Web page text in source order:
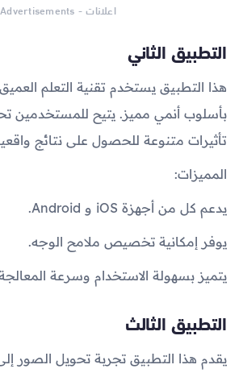
اعلانات - Advertisements
التطبيق الثاني
هذا التطبيق يستخدم تقنية التعلم
بأسلوب أنمي مميز. يتيح للمستخدمين
تأثيرات متنوعة للحصول على نتائج
المميزات:
يدعم كل من أجهزة iOS و Android.
يوفر إمكانية تخصيص ملامح الوجه.
يتميز بسهولة الاستخدام وسرعة
التطبيق الثالث
يقدم هذا التطبيق تجربة تحويل الصور